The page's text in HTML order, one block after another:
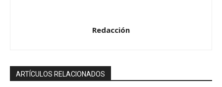
Redacción
ARTÍCULOS RELACIONADOS